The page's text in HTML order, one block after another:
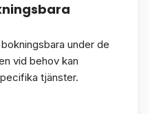
under de
vid behov kan
tjänster.